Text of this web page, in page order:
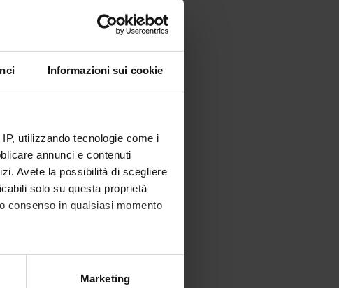
Informazioni sui cookie
utilizzando tecnologie come i
annunci e contenuti
Avete la possibilità di scegliere
solo su questa proprietà
consenso in qualsiasi momento
qualche metro,Marketing